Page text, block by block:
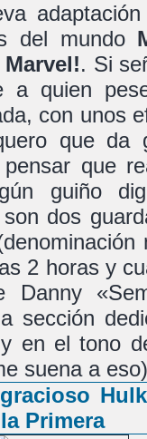
del mundo
. Si
a quien
con unos
que da
que
guiño
dos
2 horas y
Danny
sección
en el tono
suena a